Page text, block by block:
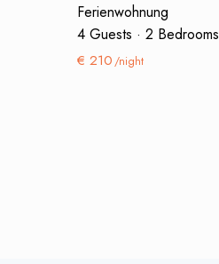
Ferienwohnung
4 Guests · 2 Bedrooms
€ 210/night